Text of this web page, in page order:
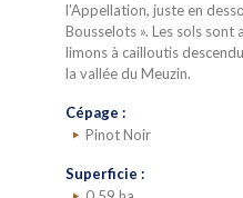
l'Appellation, juste en
Bousselots ». Les sols
limons à cailloutis
la vallée du Meuzin.
Cépage :
Pinot Noir
Superficie :